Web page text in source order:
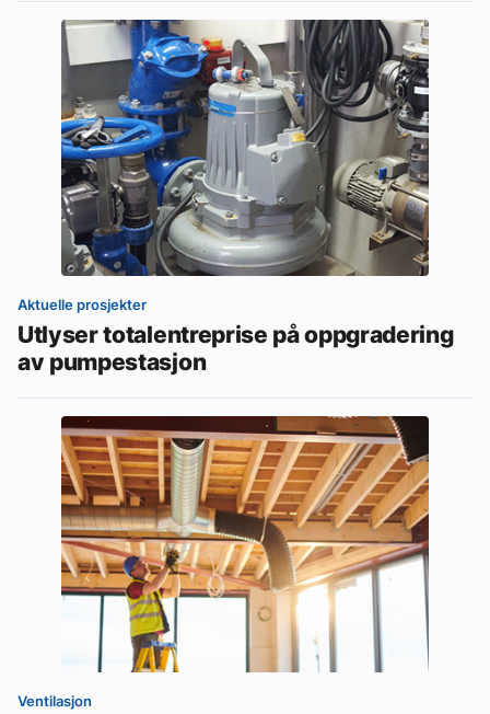
Aktuelle prosjekter
Utlyser totalentreprise på oppgradering
av pumpestasjon
Ventilasjon